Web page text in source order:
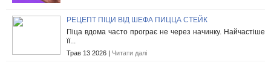
РЕЦЕПТ ПІЦИ ВІД ШЕФА ПИЦЦА СТЕЙК
Піца вдома часто програє не через начинку. Найчастіше
її...
Трав 13 2026 | Читати далі